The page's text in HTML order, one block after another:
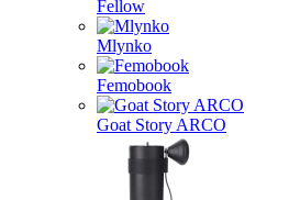
Fellow
Mlynko
Femobook
Goat Story ARCO